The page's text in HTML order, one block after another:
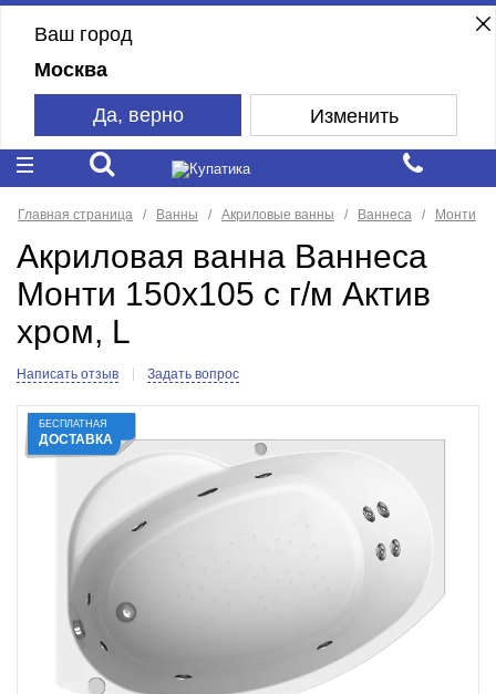
Ваш город
Москва
Да, верно Изменить
Главная страница Ванны Акриловые ванны Ваннеса Монти
Акриловая ванна Ваннеса
Монти 150х105 с г/м Актив
хром, L
Написать отзыв Задать вопрос
БЕСПЛАТНАЯ
ДОСТАВКА